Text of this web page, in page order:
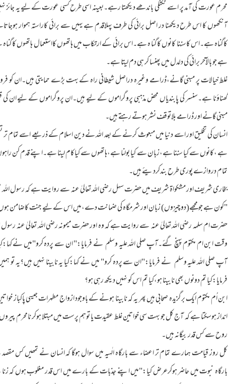
محرم عورت کی آمد پر اسے ٹکٹکی باندھے دیکھتا رہے۔بعینہ اسی طرح کسی عورت کے لیے یہ جائز نہیں
آنکھوں کا اس طرح دیکھنا در اصل برائی کی طرف پہلاقدم ہے یہیں سے برائی کاراستہ ہموار
کاگناہ ہے۔اس کاسننا کانوں کاگنا ہ ہے۔اس برائی کے ارتکاب میں ہاتھوں کااستعمال ہاتھوں
ہے جو بالآخر برائی کی دلدل میں پھنسا کر ہی دم لیتا ہے۔
غلط خیالات پر مبنی گانے،ڈرامے وغیرہ دراصل شیطانی راہ کے بہت بڑے حمایتی ہیں۔ان کو
گھناؤنا ہے۔سنسر کی پابندیاں محض مذہبی پروگراموں کے لیے ہیں۔ان پروگراموں کے لیے ان کی
مبنی گانے اور ڈرامے بلاتوقف نشر ہوتے رہتے ہیں۔
انسان کی تخلیق اور اسے دنیا میں مبعوث کرنے کے بعد اللہ نے دین اسلام کے ذریعے اسے تمام تر
ہے ،کانوں سے کیا سننا ہے،زبان سے کیا بولنا ہے،ہاتھوں سے کیاکام لینا ہے۔اپنے قدم کن
تمام دروازے پوری طرح بندکردیئے ہیں۔
بخاری شریف اور مشکواۃ شریف میں حضرت سہل رضی اللہ تعالیٰ عنہ سے روایت ہے کہ رسول اللہ
"کون ہے جو مجھے(دو چیزوں) زبان اور شرمگاہ کی ضمانت دے،میں اس کے لیے جنت کاضامن
حضرت ام سلمہ رضی اللہ تعالیٰ عنہ سے روایت ہے کہ وہ اور حضرت میمونہ رضی اللہ تعالیٰ عنہ رسول
وقت ابن ام مکتوم پہنچ گئے۔آپ صلی اللہ علیہ وسلم نے فرمایا:" ان سے پردہ کرو"میں نے کہا:کیا
آپ صلی اللہ علیہ وسلم نے فرمایا:"ان سے پردہ کرو" میں نے کہا:کیا یہ نابینا نہیں ہیں؟یہ تو
فرمایا:کیا تم دونوں بھی نابینا ہو،کیا تم اس کو نہیں دیکھ رہی ہو؟
ابن اُم مکتوم ایک برگزیدہ صحابی ہیں پھر یہ کہ نابینا ہونے کے باوجود ازواج مطہرات جیسی
انداز ہوسکتا ہے کہ آج کل جو بہت سی خواتین غلط عقیدت یا توہم پرست میں مبتلا ہوکر نامحرم
روح سے کس قدر بیگانہ ہیں۔
کل روز قیامت ہمارے تمام تر اعضاء سے بارگاہ الٰہیہ میں سوال ہوگا کہ انسان نے تمھیں کس
بارگاہ نبوت میں حاضر ہوکرعرض کیا:"میں اپنے جذبات کے بارے میں اس قدر مغلوب ہوں کہ